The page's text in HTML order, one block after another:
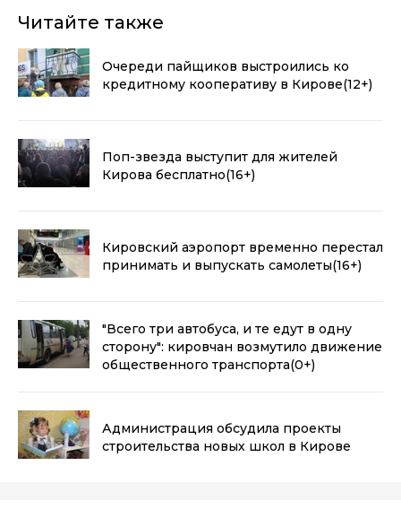
Читайте также
Очереди пайщиков выстроились ко
кредитному кооперативу в Кирове(12+)
Поп-звезда выступит для жителей
Кирова бесплатно(16+)
Кировский аэропорт временно перестал
принимать и выпускать самолеты(16+)
"Всего три автобуса, и те едут в одну
сторону": кировчан возмутило движение
общественного транспорта(0+)
Администрация обсудила проекты
строительства новых школ в Кирове